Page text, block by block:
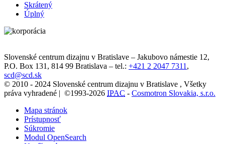
Skrátený
Úplný
Slovenské centrum dizajnu v Bratislave – Jakubovo námestie 12,
P.O. Box 131, 814 99 Bratislava – tel.: +421 2 2047 7311 ,
scd@scd.sk
© 2010 - 2024 Slovenské centrum dizajnu v Bratislave , Všetky
práva vyhradené | ©1993-2026 IPAC - Cosmotron Slovakia, s.r.o.
Mapa stránok
Prístupnosť
Súkromie
Modul OpenSearch